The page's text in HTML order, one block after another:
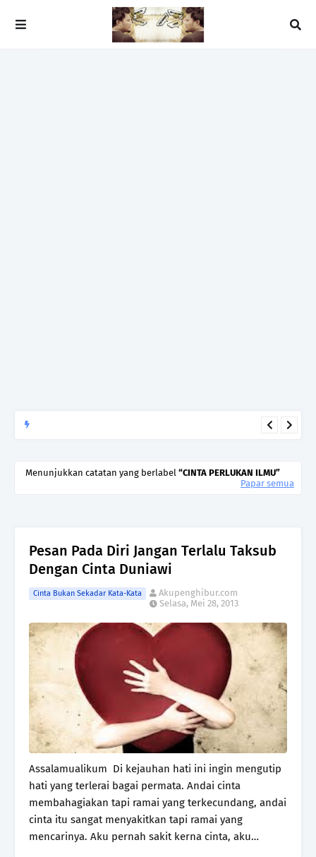
Begitulah jodoh,bukan siapa yang paling cepat, tetapi siapa
kerana takut kesunyian,Jangan pula menikah hanya kerana
Menunjukkan catatan yang berlabel CINTA PERLUKAN ILMU
Papar semua
Pesan Pada Diri Jangan Terlalu Taksub
Dengan Cinta Duniawi
Cinta Bukan Sekadar Kata-Kata
Akupenghibur.com
Selasa, Mei 28, 2013
Assalamualikum Di kejauhan hati ini ingin mengutip
hati yang terlerai bagai permata. Andai cinta
membahagiakan tapi ramai yang terkecundang, andai
cinta itu sangat menyakitkan tapi ramai yang
mencarinya. Aku pernah sakit kerna cinta, aku…